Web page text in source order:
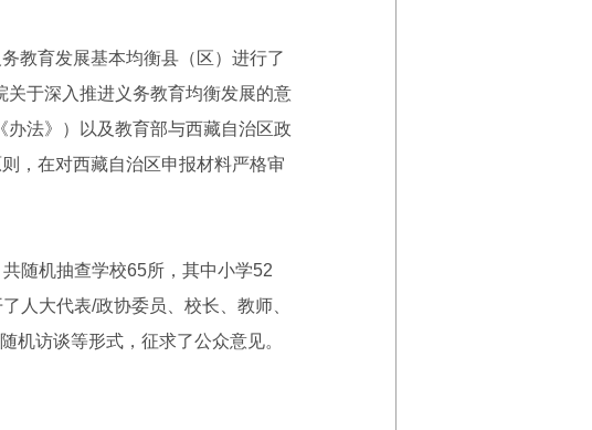
教育发展基本均衡县（区）进行了
于深入推进义务教育均衡发展的意
法》）以及教育部与西藏自治区政
，在对西藏自治区申报材料严格审
随机抽查学校65所，其中小学52
人大代表/政协委员、校长、教师、
机访谈等形式，征求了公众意见。